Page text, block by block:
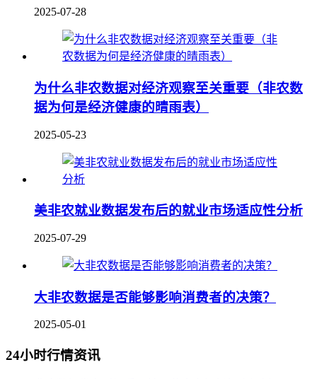
2025-07-28
为什么非农数据对经济观察至关重要（非农数
据为何是经济健康的晴雨表）
2025-05-23
美非农就业数据发布后的就业市场适应性分析
2025-07-29
大非农数据是否能够影响消费者的决策？
2025-05-01
24小时行情资讯